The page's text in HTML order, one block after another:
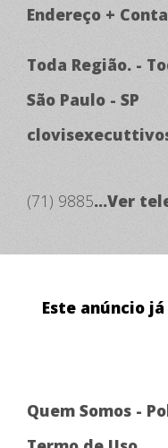
Endereço +
Toda Região. -
São Paulo - SP
(71) 9885...Ver
Este anúncio
Quem Somos -